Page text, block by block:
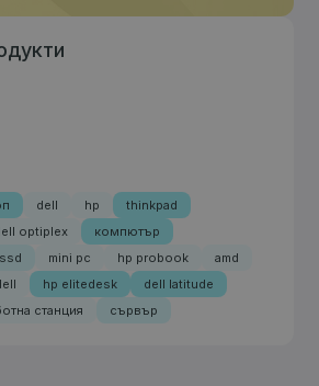
dell hp
thinkpad
optiplex
компютър
ssd mini pc hp probook
amd
hp elitedesk
dell latitude
станция сървър